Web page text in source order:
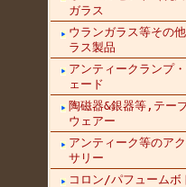
ガラス
ウランガラス等その
ラス製品
アンティークランプ
ェード
陶磁器&銀器等,テー
ウェアー
アンティーク等のア
サリー
コロン/パフュームボ